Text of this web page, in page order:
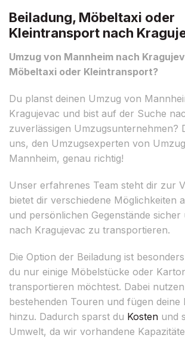
Beiladung, Möbeltaxi oder
Kleintransport nach
Umzug von Mannheim nach
Möbeltaxi oder Kleintransport?
Du planst deinen Umzug von
Kragujevac und bist auf der Suche
zuverlässigen Umzugsunternehmen?
uns, den Umzugsexperten von
Mannheim, genau richtig!
Unser erfahrenes Team steht dir zur
bietet dir verschiedene Möglichkeiten
und persönlichen Gegenstände sicher
nach Kragujevac zu transportieren.
Die Option der Beiladung ist
du nur einige Möbelstücke oder
transportieren möchtest. Dabei
bestehenden Touren und fügen deine
hinzu. Dadurch sparst du Kosten und
Umwelt, da wir vorhandene